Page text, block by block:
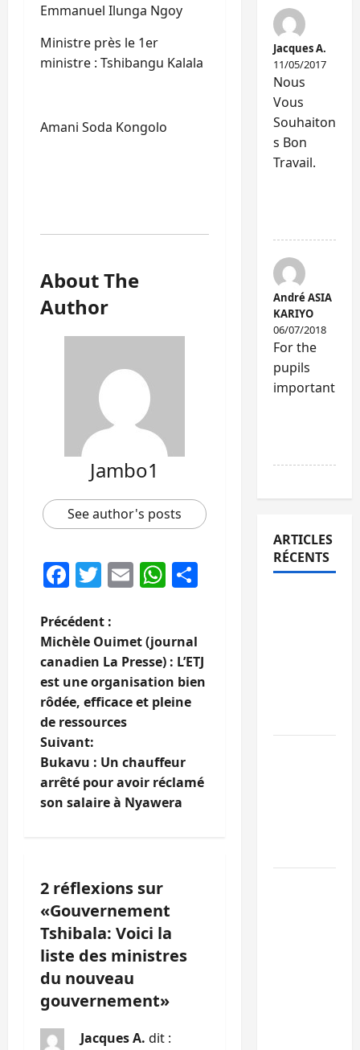
Emmanuel Ilunga Ngoy
Ministre près le 1er
ministre : Tshibangu Kalala
Amani Soda Kongolo
About The
Author
Jambo1
See author's posts
Facebook
Twitter
EmailWhatsApp
Partager
N
a
v
i
g
a
o
n
d
’
a
Précédent :
Michèle Ouimet (journal
canadien La Presse) : L’ETJ
est une organisation bien
rôdée, efficace et pleine
de ressources
Suivant:
Bukavu : Un chauffeur
arrêté pour avoir réclamé
son salaire à Nyawera
2 réflexions sur
«Gouvernement
Tshibala: Voici la
liste des ministres
du nouveau
gouvernement»
Jacques A. dit :
Jacques A.
11/05/2017
Nous
Vous
Souhaiton
s Bon
Travail.
André ASIA
KARIYO
06/07/2018
For the
pupils
important
ARTICLES
RÉCENTS